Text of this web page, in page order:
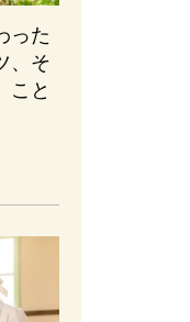
った
、そ
こと